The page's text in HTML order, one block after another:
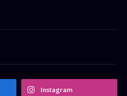
Instagram